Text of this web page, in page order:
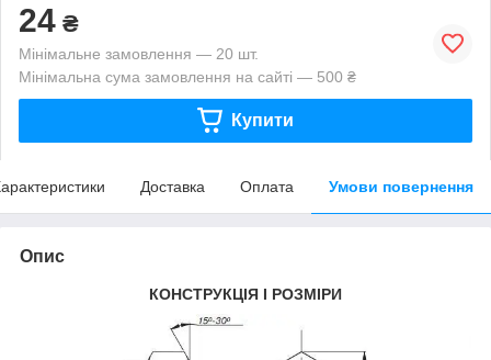
24 ₴
Мінімальне замовлення — 20 шт.
Мінімальна сума замовлення на сайті — 500 ₴
Купити
Доставка Оплата Умови повернення
Опис
КОНСТРУКЦІЯ І РОЗМІРИ